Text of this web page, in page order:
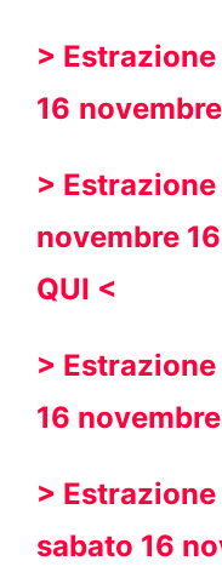
>
16 novembre
>
novembre
QUI <
>
16 novembre
>
sabato 16